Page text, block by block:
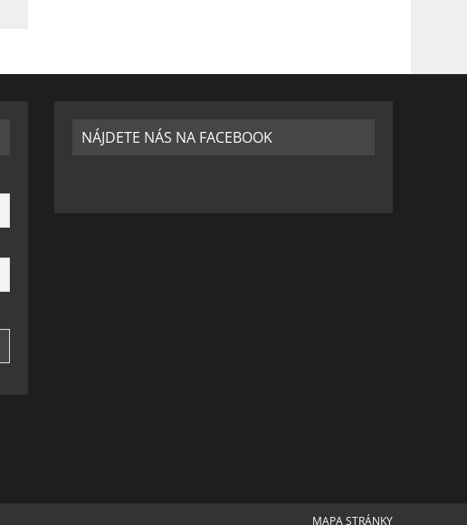
NÁJDETE NÁS NA FACEBOOK
MAPA STRÁNKY